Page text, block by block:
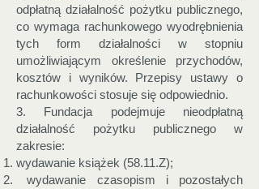
odpłatną działalność pożytku publicznego,
co wymaga rachunkowego wyodrębnienia
tych form działalności w stopniu
umożliwiającym określenie przychodów,
kosztów i wyników. Przepisy ustawy o
rachunkowości stosuje się odpowiednio.
3. Fundacja podejmuje nieodpłatną
działalność pożytku publicznego w
zakresie:
wydawanie książek (58.11.Z);
wydawanie czasopism i pozostałych